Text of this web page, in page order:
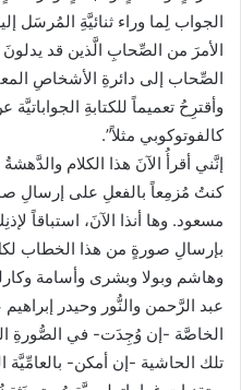
الجواب لِما وراء ثنائيَّةِ المُرسَل
الأمرَ من الصِّحابِ الَّذين قد يدلونَ
الصِّحاب إلى دائرةِ الأشخاصِ
وأقترِحُ تعميماً للكتابةِ
كالفوتوكوبي مثلاً”.
إنَّني أقرأُ الآنَ هذا الكلام
كنتُ مُزمِعاً بالفعلِ على إرسالِ
مسعود. وها أنذا الآنَ، استباقاً
بإرسالِ صورةٍ من هذا الخطاب
وهاشم وبولا وبشرى وأسامة
عبد الرَّحمن والنُّور وحيدر
الخاصَّة -إن وُجِدَت- في الصُّورةِ
تلك الحاشية -إن أمكن- بالعامِّيَّة